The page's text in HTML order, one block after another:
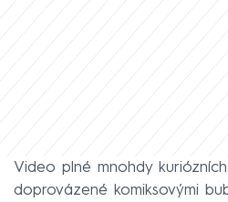
Video plné mnohdy
doprovázené komiksovými